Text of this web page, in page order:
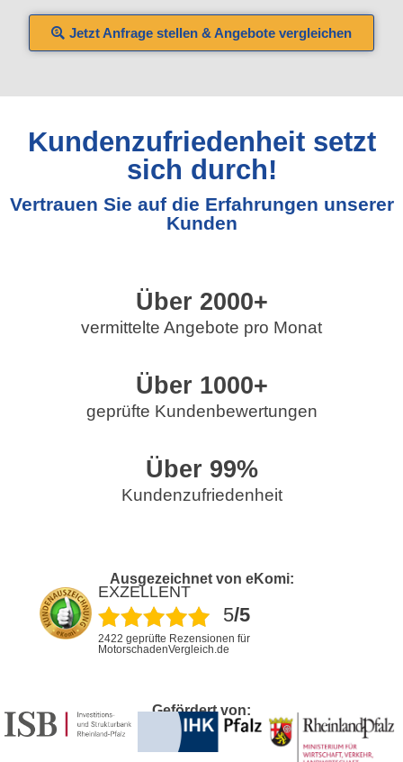
Jetzt Anfrage stellen & Angebote vergleichen
Kundenzufriedenheit setzt
sich durch!
Vertrauen Sie auf die Erfahrungen unserer
Kunden
vermittelte Angebote pro Monat
Über 2000+
geprüfte Kundenbewertungen
Über 1000+
Kundenzufriedenheit
Über 99%
Ausgezeichnet von eKomi:
EXZELLENT
5/5
2422 geprüfte Rezensionen für
MotorschadenVergleich.de
Gefördert von: